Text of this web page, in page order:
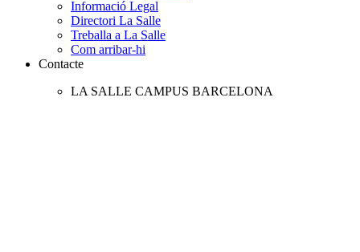
Informació Legal
Directori La Salle
Treballa a La Salle
Com arribar-hi
Contacte
LA SALLE CAMPUS BARCELONA